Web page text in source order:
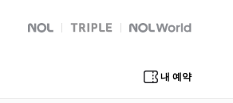
NOL
트리플 Global Interpark
내 예약